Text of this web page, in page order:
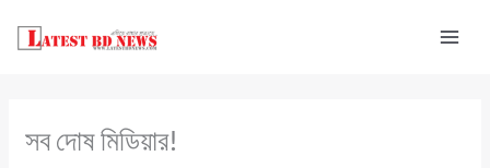
সব দোষ মিডিয়ার!